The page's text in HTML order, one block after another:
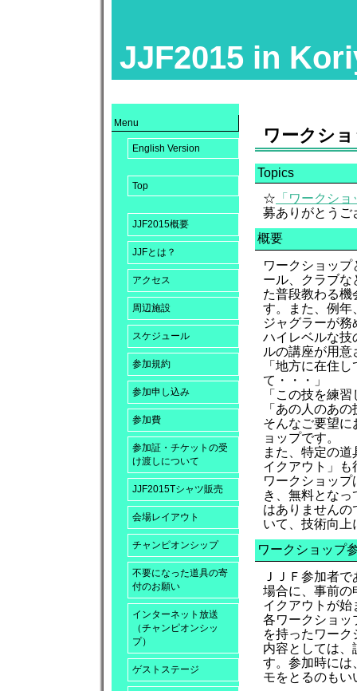
JJF2015 in
Menu
English Version
Top
JJF2015概要
JJFとは？
アクセス
周辺施設
スケジュール
参加規約
参加申し込み
参加費
参加証・チケットの受
け渡しについて
JJF2015Tシャツ販売
会場レイアウト
チャンピオンシップ
不要になった道具の寄
付のお願い
インターネット放送
（チャンピオンシッ
プ）
ゲストステージ
ワークシ
Topics
☆ 「ワークシ
募ありがとうご
概要
ワークショッ
ール、クラブな
た普段教わる機
す。また、例年
ジャグラーが
ハイレベルな技
ルの講座が用
「地方に在住
て・・・」
「この技を練
「あの人のあ
そんなご要望に
ョップです。
また、特定の
イクアウト」も
ワークショッ
き、無料とな
はありませんの
いて、技術向上
ワークショップ
ＪＪＦ参加者
場合に、事前の
イクアウトが始
各ワークショッ
を持ったワー
内容としては、
す。参加時には
モをとるのもい